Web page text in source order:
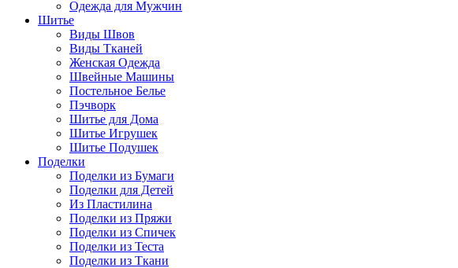
Одежда для Мужчин
Шитье
Виды Швов
Виды Тканей
Женская Одежда
Швейные Машины
Постельное Белье
Пэчворк
Шитье для Дома
Шитье Игрушек
Шитье Подушек
Поделки
Поделки из Бумаги
Поделки для Детей
Из Пластилина
Поделки из Пряжи
Поделки из Спичек
Поделки из Теста
Поделки из Ткани